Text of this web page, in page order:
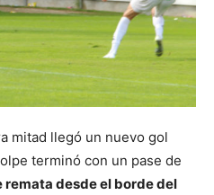
mitad llegó un nuevo gol
terminó con un pase de
remata desde el borde del